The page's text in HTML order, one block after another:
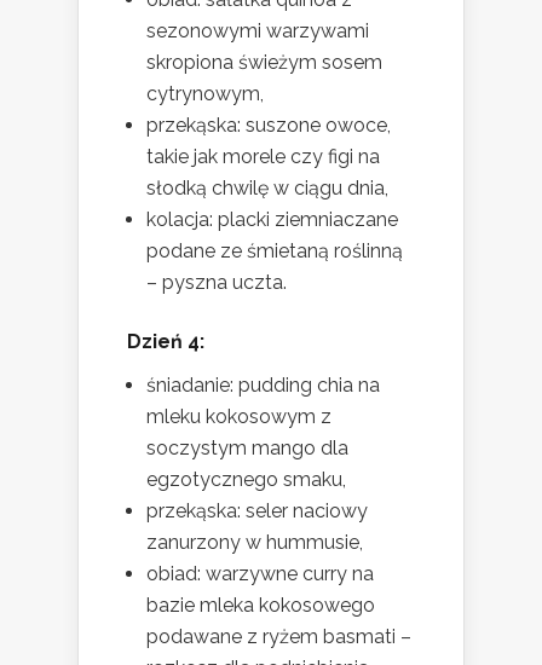
sezonowymi warzywami
skropiona świeżym sosem
cytrynowym,
przekąska: suszone owoce,
takie jak morele czy figi na
słodką chwilę w ciągu dnia,
kolacja: placki ziemniaczane
podane ze śmietaną roślinną
– pyszna uczta.
Dzień 4:
śniadanie: pudding chia na
mleku kokosowym z
soczystym mango dla
egzotycznego smaku,
przekąska: seler naciowy
zanurzony w hummusie,
obiad: warzywne curry na
bazie mleka kokosowego
podawane z ryżem basmati –